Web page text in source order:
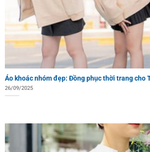
Áo khoác nhóm đẹp: Đồng phục thời trang cho
26/09/2025